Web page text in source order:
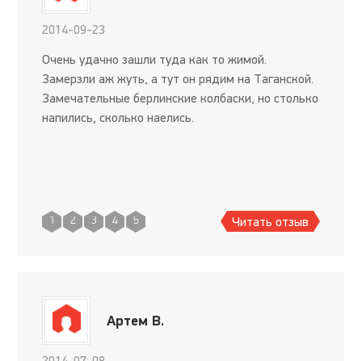
2014-09-23
Очень удачно зашли туда как то жимой.
Замерзли аж жуть, а тут он рядим на Таганской.
Замечательные берлинские колбаски, но столько
напились, сколько наелись.
1 2 3 4 5 Читать отзыв
Артем В.